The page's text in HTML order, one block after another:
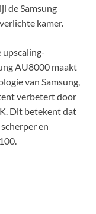
de Samsung
kamer.
upscaling-
AU8000 maakt
van Samsung,
verbetert door
Dit betekent dat
en